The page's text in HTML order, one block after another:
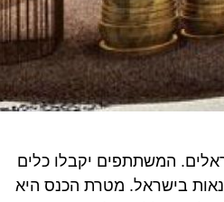
המשתתפים יקבלו כלים
בישראל. מטרת הכנס היא